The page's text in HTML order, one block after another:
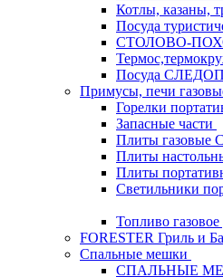
Котлы, казаны,
Посуда
СТОЛОВО-
Посуда
Примусы, печи
Горелки
Запасные части
Плиты газовые
Плиты
Плиты
Светильники
Топливо
FORESTER Гриль и
Спальные мешки
СПАЛЬНЫЕ